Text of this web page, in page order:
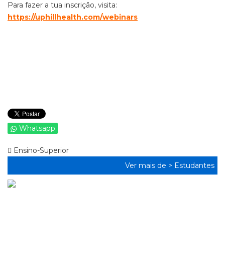
Para fazer a tua inscrição, visita:
https://uphillhealth.com/webinars
Whatsapp
Ensino-Superior
Ver mais de > Estudantes